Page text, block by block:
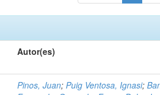
Autor(es)
Pinos, Juan;Puig Ventosa, Ignasi;